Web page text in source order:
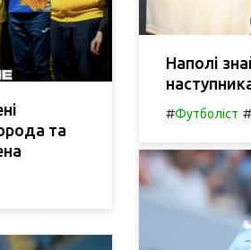
та
Наполі
#Футболіст #